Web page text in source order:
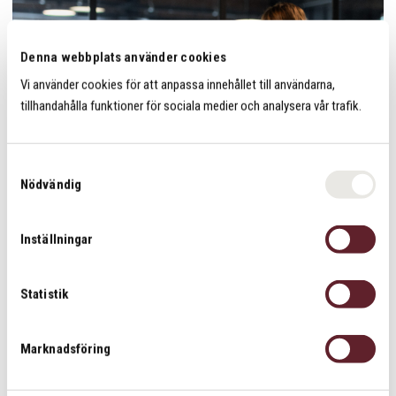
Denna webbplats använder cookies
Vi använder cookies för att anpassa innehållet till användarna,
tillhandahålla funktioner för sociala medier och analysera vår trafik.
Nödvändig
Inställningar
Statistik
Marknadsföring
Vi arbetar evidensbaserat och använder den senaste
Målet är att erbjuda uthållighetsidrottare en metod som
inte bara är beprövad i labbmiljö utan också fungerar i
verklig träning – för att skapa hållbara förbättringar och